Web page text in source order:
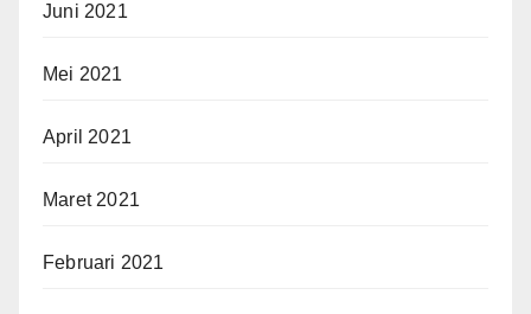
Juni 2021
Mei 2021
April 2021
Maret 2021
Februari 2021